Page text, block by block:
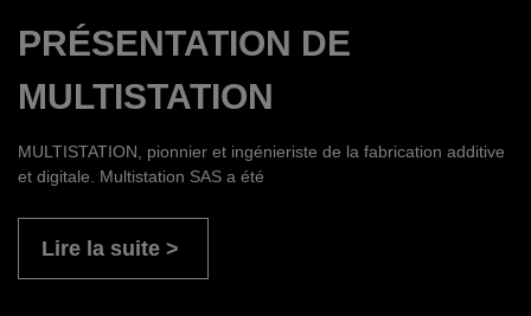
PRÉSENTATION DE
MULTISTATION
MULTISTATION, pionnier et ingénieriste de la fabrication additive
et digitale. Multistation SAS a été
Lire la suite